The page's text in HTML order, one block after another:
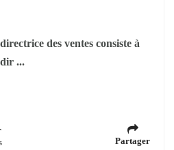
des ventes consiste à
...
Partager